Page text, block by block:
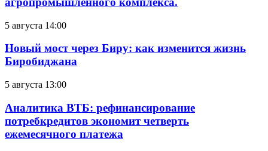
5 августа 14:00
Новый мост через Биру: как изменится жизнь
Биробиджана
5 августа 13:00
Аналитика ВТБ: рефинансирование
потребкредитов экономит четверть
ежемесячного платежа